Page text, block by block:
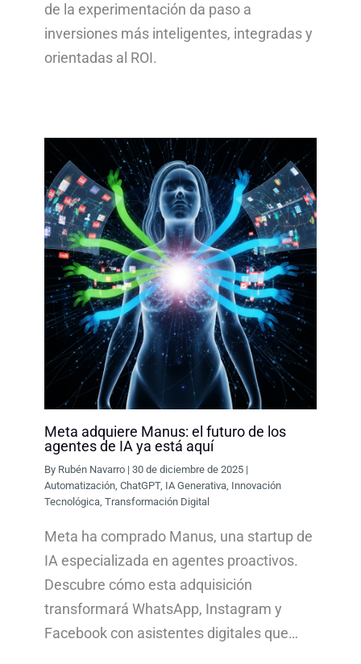
de la experimentación da paso a
inversiones más inteligentes, integradas y
orientadas al ROI.
Meta adquiere Manus: el futuro de los
agentes de IA ya está aquí
By Rubén Navarro |30 de diciembre de 2025 |
Automatización ,ChatGPT, IA Generativa Innovación
Tecnológica ,Transformación Digital
Meta ha comprado Manus, una startup de
IA especializada en agentes proactivos.
Descubre cómo esta adquisición
transformará WhatsApp, Instagram y
Facebook con asistentes digitales que…